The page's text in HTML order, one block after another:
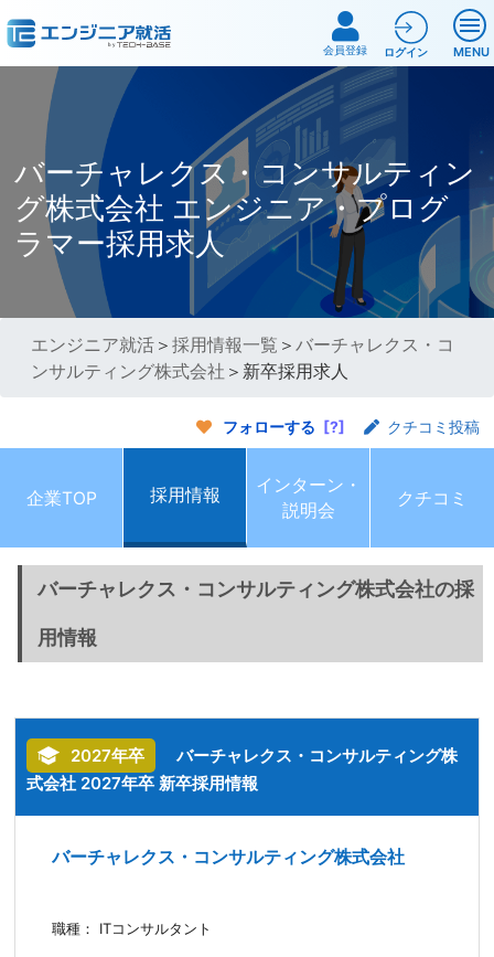
MENU
会員登録 ログイン
バーチャレクス・コンサルティン
グ株式会社 エンジニア・プログ
ラマー採用求人
エンジニア就活 ＞採用情報一覧 ＞バーチャレクス・コ
ンサルティング株式会社 ＞新卒採用求人
フォローする [?] クチコミ投稿
企業TOP 採用情報
インターン・
説明会
クチコミ
バーチャレクス・コンサルティング株式会社の採
用情報
2027年卒
バーチャレクス・コンサルティング株
式会社 2027年卒 新卒採用情報
バーチャレクス・コンサルティング株式会社
職種： ITコンサルタント